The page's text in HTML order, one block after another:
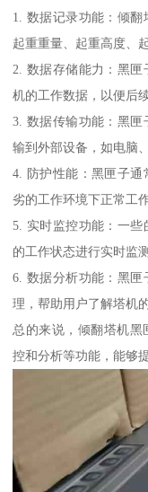
1. 数据记录功能：倾
起重重量、起重高度、
2. 数据存储能力：黑
机的工作数据，以便后
3. 数据传输功能：黑
输到外部设备，如电脑
4. 防护性能：黑匣子
劣的工作环境下正常工
5. 实时监控功能：一
的工作状态进行实时监
6. 数据分析功能：黑
理，帮助用户了解塔机
总的来说，倾翻塔机黑
控和分析等功能，能够